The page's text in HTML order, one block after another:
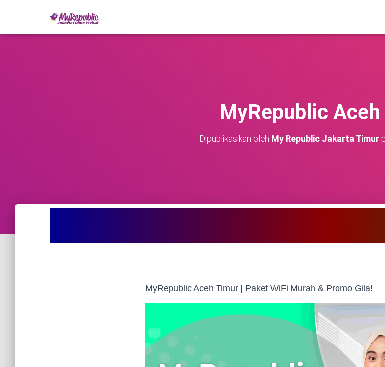
MyRepublic
Dipublikasikan oleh My Republic Jakarta Timur
MyRepublic Aceh Timur | Paket WiFi Murah & Promo Gila!